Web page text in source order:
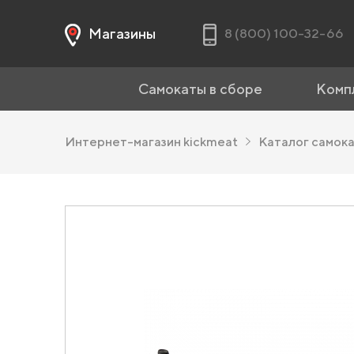
Магазины 8 (800) 100-32-66
Самокаты в сборе
Интернет-магазин kickmeat Каталог